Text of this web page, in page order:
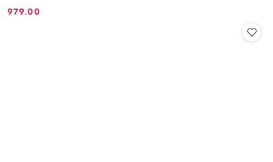
Cena:
979.00